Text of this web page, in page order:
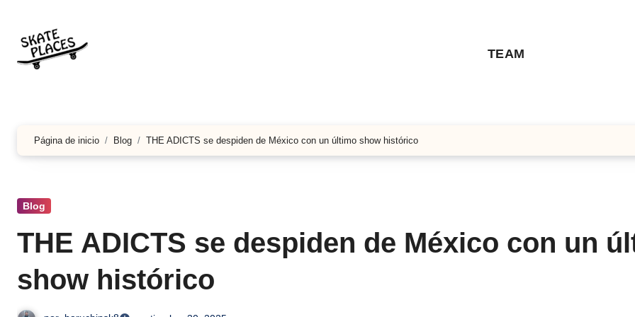
contenido
TEAM
Página de inicio Blog THE ADICTS se despiden de México con un último show histórico
Blog
THE ADICTS se despiden de México con un
show histórico